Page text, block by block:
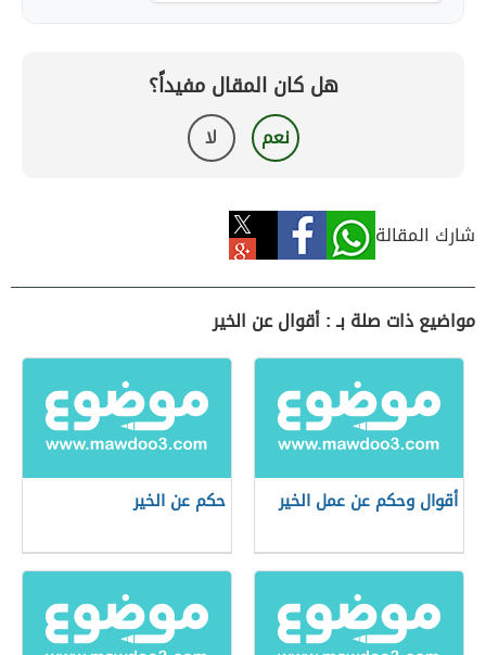
هل كان المقال مفيداً؟
نعم لا
شارك المقالة
مواضيع ذات صلة بـ : أقوال عن الخير
أقوال وحكم عن عمل الخير حكم عن الخير